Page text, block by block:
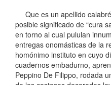
Que es un apellido
posible significado de “cura
en torno al cual pululan
entregas onomásticas de la
homónimo instituto en cuyo
cuadernos embadurno,
Peppino De Filippo, rodada